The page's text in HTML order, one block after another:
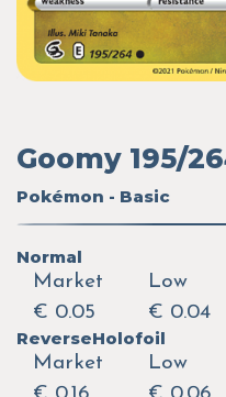
Goomy 195/
Pokémon - Basic
Normal
Market
€ 0.05
Low
€ 0.04
ReverseHolofoil
Market
Low